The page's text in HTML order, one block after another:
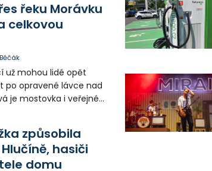
řeku Morávku
celkovou
už mohou lidé opět
po opravené lávce nad
je mostovka i veřejné
způsobila
hasiči
domu